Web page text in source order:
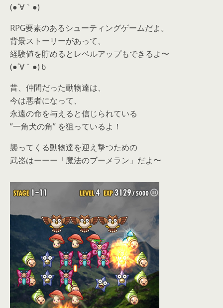
(●´∀｀●)
RPG要素のあるシューティングゲームだよ。
背景ストーリーがあって、
経験値を貯めるとレベルアップもできるよ〜
(●´∀｀●)ｂ
昔、仲間だった動物達は、
今は悪者になって、
永遠の命を与えると信じられている
”一角犬の角” を狙っているよ！
襲ってくる動物達を迎え撃つための
武器はーーー「魔法のブーメラン」だよ〜